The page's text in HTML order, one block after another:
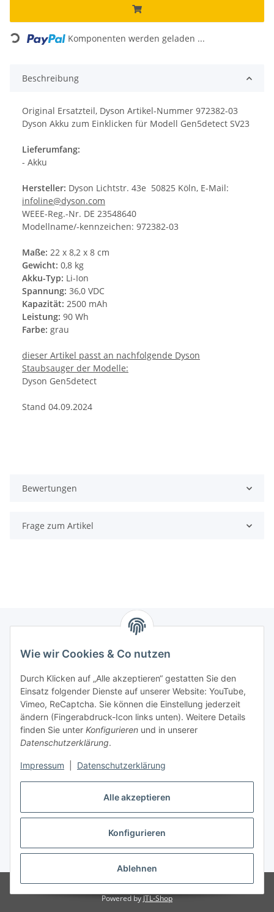
Alle akzeptieren
Konfigurieren
Ablehnen
Wie wir Cookies & Co nutzen
Durch Klicken auf „Alle akzeptieren“ gestatten Sie den
Einsatz folgender Dienste auf unserer Website: YouTube,
Vimeo, ReCaptcha. Sie können die Einstellung jederzeit
ändern (Fingerabdruck-Icon links unten). Weitere Details
finden Sie unter Konfigurieren und in unserer
Datenschutzerklärung.
Impressum Datenschutzerklärung
Loading... Komponenten werden geladen ...
Beschreibung
Original Ersatzteil, Dyson Artikel-Nummer 972382-03
Dyson Akku zum Einklicken für Modell Gen5detect SV23
Lieferumfang:
- Akku
Hersteller: Dyson Lichtstr. 43e 50825 Köln, E-Mail:
infoline@dyson.com
WEEE-Reg.-Nr. DE 23548640
Modellname/-kennzeichen: 972382-03
Maße: 22 x 8,2 x 8 cm
Gewicht: 0,8 kg
Akku-Typ: Li-Ion
Spannung: 36,0 VDC
Kapazität: 2500 mAh
Leistung: 90 Wh
Farbe: grau
dieser Artikel passt an nachfolgende Dyson
Staubsauger der Modelle:
Dyson Gen5detect
Stand 04.09.2024
Bewertungen
Frage zum Artikel
Zahlungsmöglichkeiten
Versandinformationen
Gesetzliche Informationen
Vertrag widerrufen
* Alle Preise inkl. gesetzlicher USt., zzgl.Versand
© Made with ❤ in Sachsen
© WebSachse GmbH
Powered byJTL-Shop